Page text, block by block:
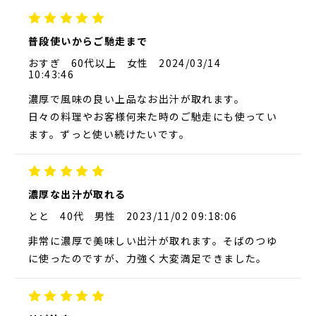
普段使いからご馳走まで
おすぎ
60代以上 女性
2024/03/14
10:43:46
濃厚で風味の良い上品なお出汁が取れます。
日々の料理やお客様何来た時のご馳走にも使ってい
ます。ずっと使い続けたいです。
濃厚な出汁が取れる
とと
40代 男性
2023/11/02 09:18:06
非常に濃厚で美味しい出汁が取れます。そばのつゆ
に使ったのですが、力強く大変満足できました。